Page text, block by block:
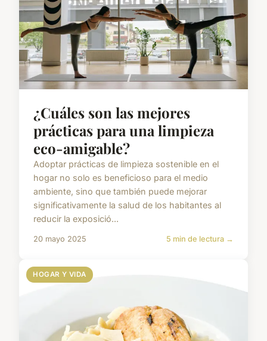
¿Cuáles son las mejores
prácticas para una limpieza
eco-amigable?
Adoptar prácticas de limpieza sostenible en el
hogar no solo es beneficioso para el medio
ambiente, sino que también puede mejorar
significativamente la salud de los habitantes al
reducir la exposició...
20 mayo 2025 5 min de lectura →
HOGAR Y VIDA